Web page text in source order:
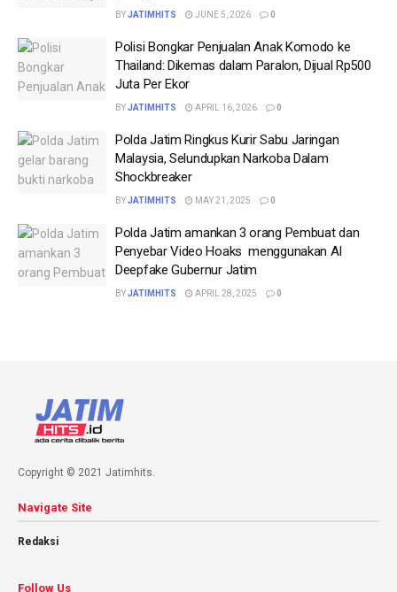
BYJATIMHITS JUNE 5, 2026 0
Polisi Bongkar Penjualan Anak Komodo ke
Thailand: Dikemas dalam Paralon, Dijual Rp500
Juta Per Ekor
BYJATIMHITS APRIL 16, 2026 0
Polda Jatim Ringkus Kurir Sabu Jaringan
Malaysia, Selundupkan Narkoba Dalam
Shockbreaker
BYJATIMHITS MAY 21, 2025 0
Polda Jatim amankan 3 orang Pembuat dan
Penyebar Video Hoaks menggunakan AI
Deepfake Gubernur Jatim
BYJATIMHITS APRIL 28, 2025 0
Copyright © 2021 Jatimhits.
Navigate Site
Redaksi
Follow Us